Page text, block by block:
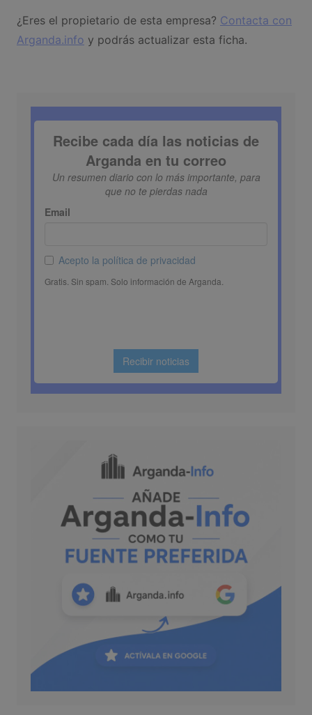
¿Eres el propietario de esta empresa? Contacta con
Arganda.info y podrás actualizar esta ficha.